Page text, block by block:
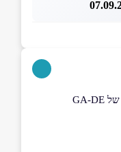
ָ*ההנחה תקפה ברכישה באתר האונליין של GA-DE